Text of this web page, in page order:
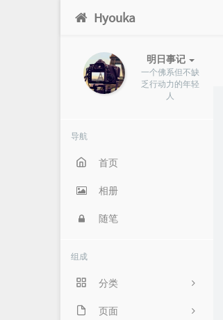
Hyouka
明日事记
一个佛系但不缺
乏行动力的年轻
人
导航
首页
相册
随笔
组成
分类
信息竞赛
页面